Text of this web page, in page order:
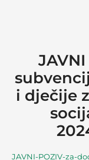
i dječije
JAVNI-POZIV-za-